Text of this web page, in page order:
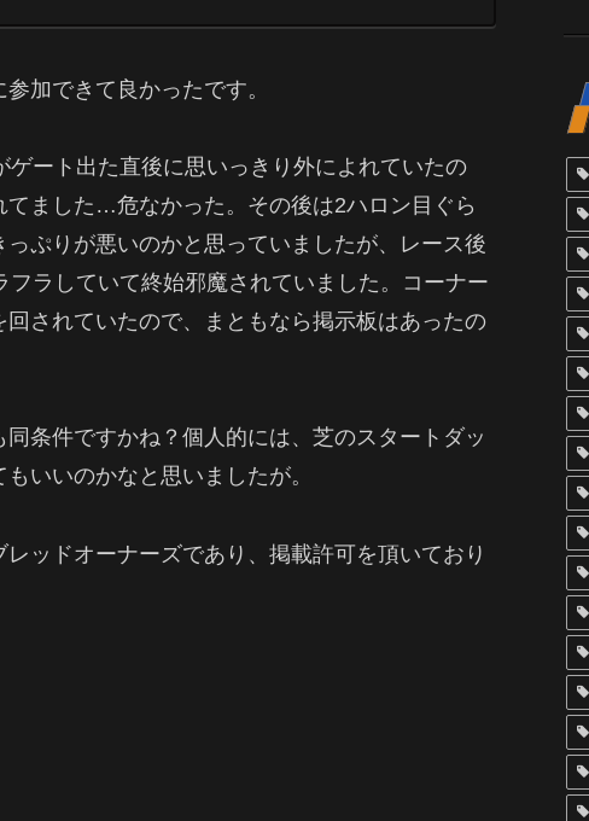
加できて良かったです。
ート出た直後に思いっきり外によれていたの
ました…危なかった。その後は2ハロン目ぐら
ぷりが悪いのかと思っていましたが、レース後
ラしていて終始邪魔されていました。コーナー
されていたので、まともなら掲示板はあったの
条件ですかね？個人的には、芝のスタートダッ
いいのかなと思いましたが。
ッドオーナーズであり、掲載許可を頂いており